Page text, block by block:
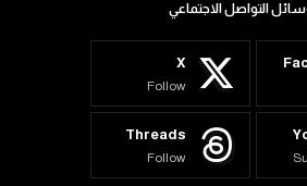
التواصل الاجتماعي
X
Follow
Threads
Follow